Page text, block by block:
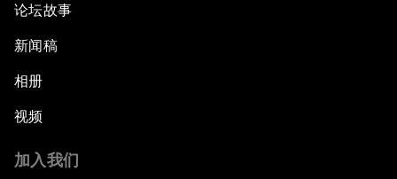
论坛故事
新闻稿
相册
视频
加入我们